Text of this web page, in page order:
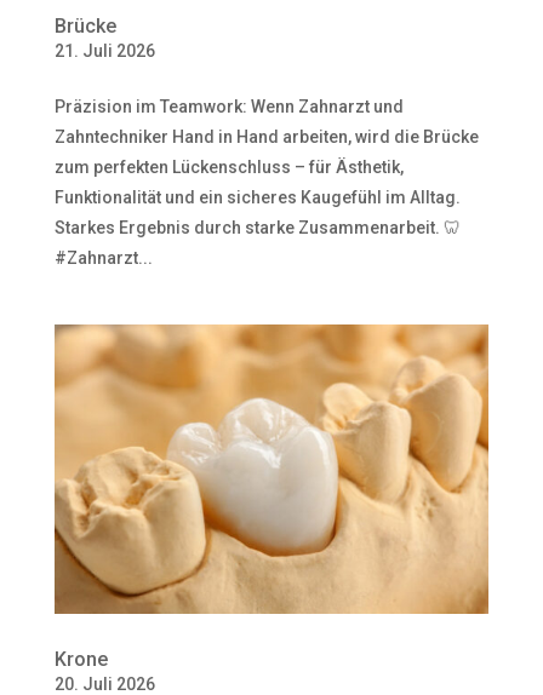
Brücke
21. Juli 2026
Präzision im Teamwork: Wenn Zahnarzt und
Zahntechniker Hand in Hand arbeiten, wird die Brücke
zum perfekten Lückenschluss – für Ästhetik,
Funktionalität und ein sicheres Kaugefühl im Alltag.
Starkes Ergebnis durch starke Zusammenarbeit. 🦷
#Zahnarzt...
Krone
20. Juli 2026